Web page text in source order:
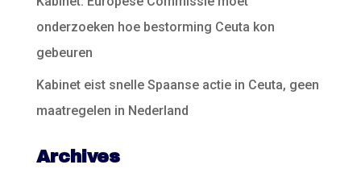
onderzoeken hoe bestorming Ceuta kon
gebeuren
Kabinet eist snelle Spaanse actie in Ceuta, geen
maatregelen in Nederland
Archives